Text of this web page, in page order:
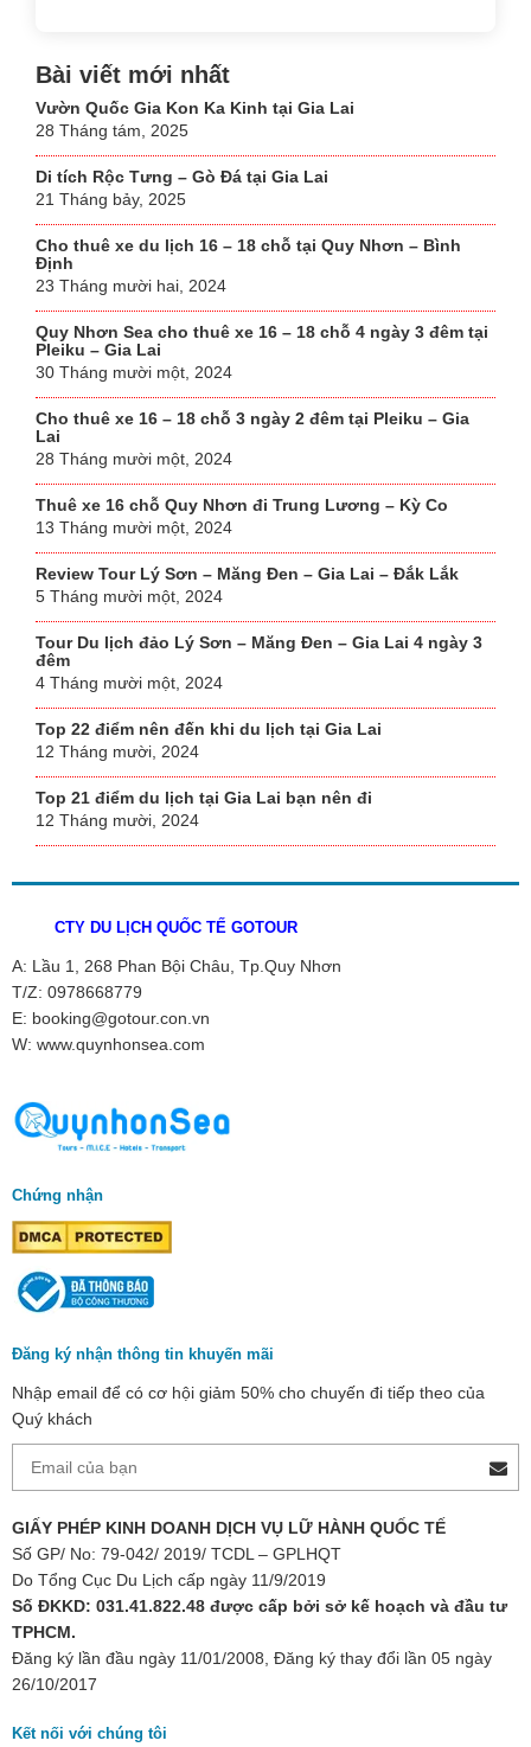
Bài viết mới nhất
Vườn Quốc Gia Kon Ka Kinh tại Gia Lai
28 Tháng tám, 2025
Di tích Rộc Tưng – Gò Đá tại Gia Lai
21 Tháng bảy, 2025
Cho thuê xe du lịch 16 – 18 chỗ tại Quy Nhơn – Bình
Định
23 Tháng mười hai, 2024
Quy Nhơn Sea cho thuê xe 16 – 18 chỗ 4 ngày 3 đêm tại
Pleiku – Gia Lai
30 Tháng mười một, 2024
Cho thuê xe 16 – 18 chỗ 3 ngày 2 đêm tại Pleiku – Gia
Lai
28 Tháng mười một, 2024
Thuê xe 16 chỗ Quy Nhơn đi Trung Lương – Kỳ Co
13 Tháng mười một, 2024
Review Tour Lý Sơn – Măng Đen – Gia Lai – Đắk Lắk
5 Tháng mười một, 2024
Tour Du lịch đảo Lý Sơn – Măng Đen – Gia Lai 4 ngày 3
đêm
4 Tháng mười một, 2024
Top 22 điểm nên đến khi du lịch tại Gia Lai
12 Tháng mười, 2024
Top 21 điểm du lịch tại Gia Lai bạn nên đi
12 Tháng mười, 2024
CTY DU LỊCH QUỐC TẾ GOTOUR
A: Lầu 1, 268 Phan Bội Châu, Tp.Quy Nhơn
T/Z: 0978668779
E: booking@gotour.con.vn
W: www.quynhonsea.com
Chứng nhận
Đăng ký nhận thông tin khuyến mãi
Nhập email để có cơ hội giảm 50% cho chuyến đi tiếp theo của
Quý khách
GIẤY PHÉP KINH DOANH DỊCH VỤ LỮ HÀNH QUỐC TẾ
Số GP/ No: 79-042/ 2019/ TCDL – GPLHQT
Do Tổng Cục Du Lịch cấp ngày 11/9/2019
Số ĐKKD: 031.41.822.48 được cấp bởi sở kế hoạch và đầu tư
TPHCM.
Đăng ký lần đầu ngày 11/01/2008, Đăng ký thay đổi lần 05 ngày
26/10/2017
Kết nối với chúng tôi